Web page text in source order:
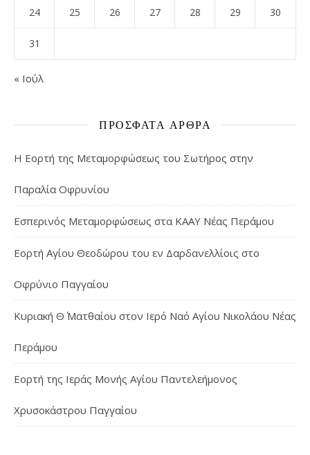
24 25 26 27 28 29 30
31
« Ιούλ
ΠΡΌΣΦΑΤΑ ΆΡΘΡΑ
Η Εορτή της Μεταμορφώσεως του Σωτήρος στην
Παραλία Οφρυνίου
Εσπερινός Μεταμορφώσεως στα ΚΑΑΥ Νέας Περάμου
Εορτή Αγίου Θεοδώρου του εν Δαρδανελλίοις στο
Οφρύνιο Παγγαίου
Κυριακή Θ΄ Ματθαίου στον Ιερό Ναό Αγίου Νικολάου Νέας
Περάμου
Εορτή της Ιεράς Μονής Αγίου Παντελεήμονος
Χρυσοκάστρου Παγγαίου